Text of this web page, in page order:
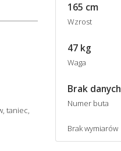
taniec,
165 cm
Wzrost
47 kg
Waga
Brak danych
Numer buta
Brak wymiarów